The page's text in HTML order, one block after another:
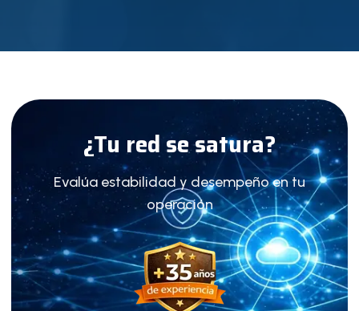
¿Tu red se satura?
Evalúa estabilidad y desempeño en tu
operación